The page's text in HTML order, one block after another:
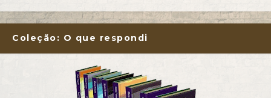
Coleção: O que respondi